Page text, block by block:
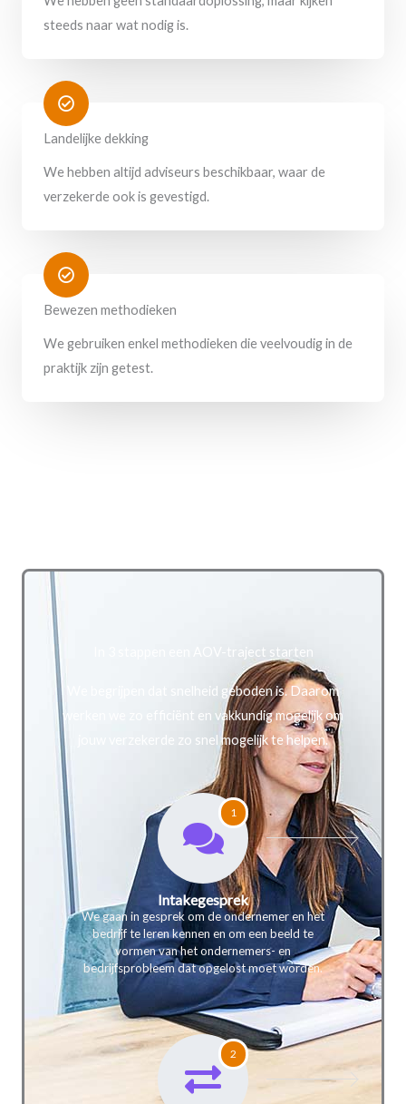
steeds naar wat nodig is.
Landelijke dekking
We hebben altijd adviseurs beschikbaar, waar de
verzekerde ook is gevestigd.
Bewezen methodieken
We gebruiken enkel methodieken die veelvoudig in de
praktijk zijn getest.
In 3 stappen een AOV-traject starten
We begrijpen dat snelheid geboden is. Daarom
werken we zo efficiënt en vakkundig mogelijk om
jouw verzekerde zo snel mogelijk te helpen.
1
Intakegesprek
We gaan in gesprek om de ondernemer en het
bedrijf te leren kennen en om een beeld te
vormen van het ondernemers- en
bedrijfsprobleem dat opgelost moet worden.
2